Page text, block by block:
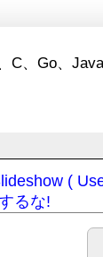
C、Go、
(
るな!